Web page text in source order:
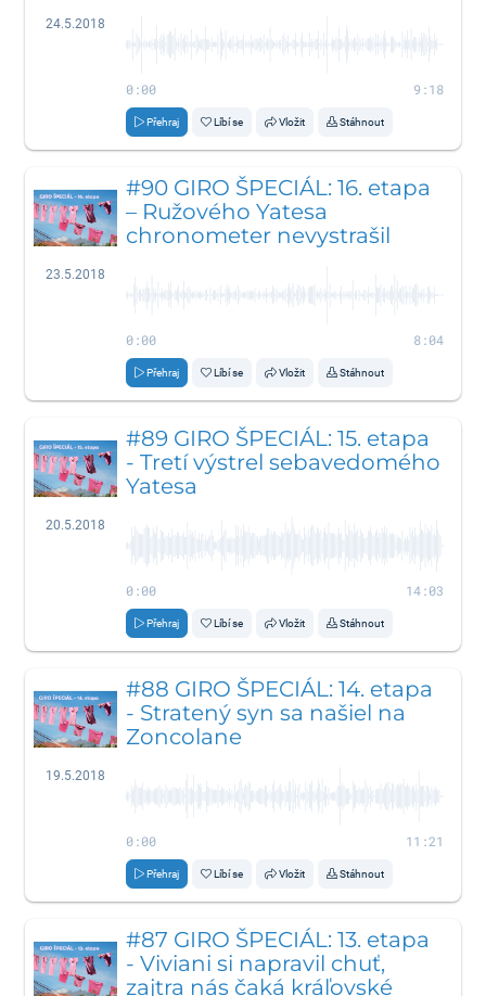
24.5.2018
0:00 9:18
Přehraj Líbí se Vložit Stáhnout
23.5.2018
#90 GIRO ŠPECIÁL: 16. etapa
– Ružového Yatesa
chronometer nevystrašil
0:00 8:04
Přehraj Líbí se Vložit Stáhnout
20.5.2018
#89 GIRO ŠPECIÁL: 15. etapa
- Tretí výstrel sebavedomého
Yatesa
0:00 14:03
Přehraj Líbí se Vložit Stáhnout
19.5.2018
#88 GIRO ŠPECIÁL: 14. etapa
- Stratený syn sa našiel na
Zoncolane
0:00 11:21
Přehraj Líbí se Vložit Stáhnout
#87 GIRO ŠPECIÁL: 13. etapa
- Viviani si napravil chuť,
zajtra nás čaká kráľovské